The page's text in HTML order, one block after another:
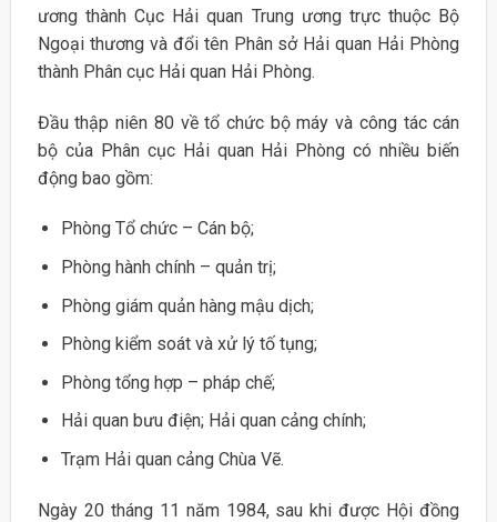
ương thành Cục Hải quan Trung ương trực thuộc Bộ
Ngoại thương và đổi tên Phân sở Hải quan Hải Phòng
thành Phân cục Hải quan Hải Phòng.
Đầu thập niên 80 về tổ chức bộ máy và công tác cán
bộ của Phân cục Hải quan Hải Phòng có nhiều biến
động bao gồm:
Phòng Tổ chức – Cán bộ;
Phòng hành chính – quản trị;
Phòng giám quản hàng mậu dịch;
Phòng kiểm soát và xử lý tố tụng;
Phòng tổng hợp – pháp chế;
Hải quan bưu điện; Hải quan cảng chính;
Trạm Hải quan cảng Chùa Vẽ.
Ngày 20 tháng 11 năm 1984, sau khi được Hội đồng